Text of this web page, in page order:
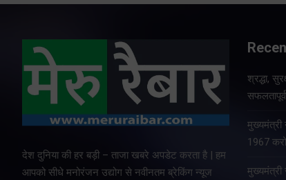
देश दुनिया की हर बड़ी – ताजा खबरे अपडेट करता है | हम
आपको सीधे मनोरंजन उद्योग से नवीनतम ब्रेकिंग न्यूज
श्रद्धा,
मुख्यमंत्री
1967
मुख्यमंत्री